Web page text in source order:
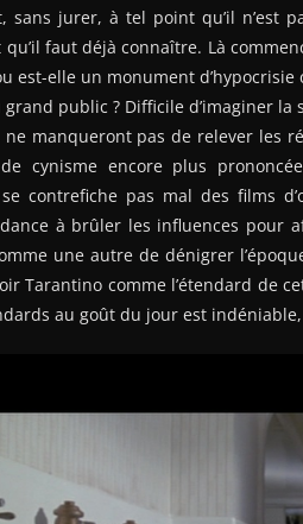
sans jurer, à tel point qu’il n’est
faut déjà connaître. Là
est-elle un monument
public ? Difficile d’imaginer
manqueront pas de relever les
cynisme encore plus
contrefiche pas mal des films
à brûler les influences pour
une autre de dénigrer
Tarantino comme l’étendard de
au goût du jour est